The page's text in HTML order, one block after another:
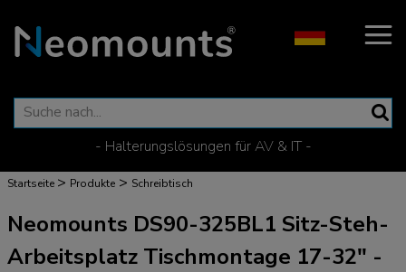
- Halterungslösungen für AV & IT -
Startseite > Produkte > Schreibtisch
Neomounts DS90-325BL1 Sitz-Steh-
Arbeitsplatz Tischmontage 17-32" -